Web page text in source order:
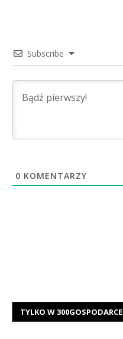
Subscribe
0 KOMENTARZY
TYLKO W 300GOSPODARCE